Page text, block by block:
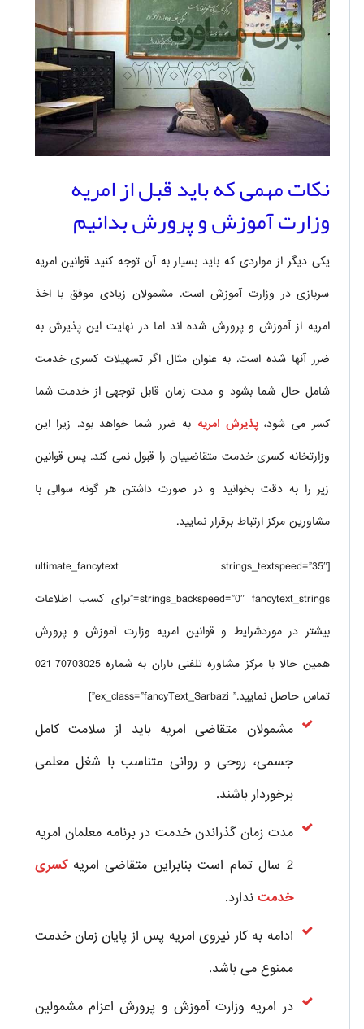
نکات مهمی که باید قبل از امریه
وزارت آموزش و پرورش بدانیم
یکی دیگر از مواردی که باید بسیار به آن توجه کنید قوانین امریه
سربازی در وزارت آموزش است. مشمولان زیادی موفق با اخذ
امریه از آموزش و پرورش شده اند اما در نهایت این پذیرش به
ضرر آنها شده است. به عنوان مثال اگر تسهیلات کسری خدمت
شامل حال شما بشود و مدت زمان قابل توجهی از خدمت شما
کسر می شود،پذیرش امریه به ضرر شما خواهد بود. زیرا این
وزارتخانه کسری خدمت متقاضییان را قبول نمی کند. پس قوانین
زیر را به دقت بخوانید و در صورت داشتن هر گونه سوالی با
مشاورین مرکز ارتباط برقرار نمایید.
[ultimate_fancytext strings_textspeed=”35″
strings_backspeed=”0″ fancytext_strings=”برای کسب اطلاعات
بیشتر در موردشرایط و قوانین امریه وزارت آموزش و پرورش
همین حالا با مرکز مشاوره تلفنی باران به شماره 70703025 021
تماس حاصل نمایید.” ex_class=”fancyText_Sarbazi”]
مشمولان متقاضی امریه باید از سلامت کامل
جسمی، روحی و روانی متناسب با شغل معلمی
برخوردار باشند.
مدت زمان گذراندن خدمت در برنامه معلمان امریه
2 سال تمام است بنابراین متقاضی امریه
کسری
خدمت ندارد.
ادامه به کار نیروی امریه پس از پایان زمان خدمت
ممنوع می باشد.
در امریه وزارت آموزش و پرورش اعزام مشمولین